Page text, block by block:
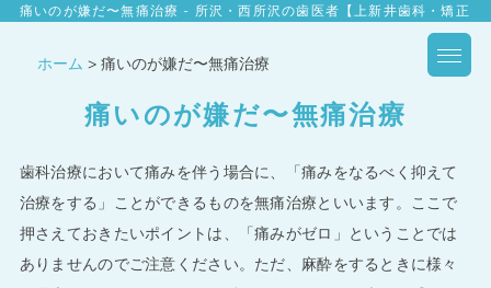
痛いのが嫌だ〜無痛治療 - 所沢・西所沢の歯医者【上新井歯科・矯正
ホーム >痛いのが嫌だ〜無痛治療
痛いのが嫌だ〜無痛治療
歯科治療において痛みを伴う場合に、「痛みをなるべく抑えて
治療をする」ことができるものを無痛治療といいます。ここで
押さえておきたいポイントは、「痛みがゼロ」ということでは
ありませんのでご注意ください。ただ、麻酔をするときに様々